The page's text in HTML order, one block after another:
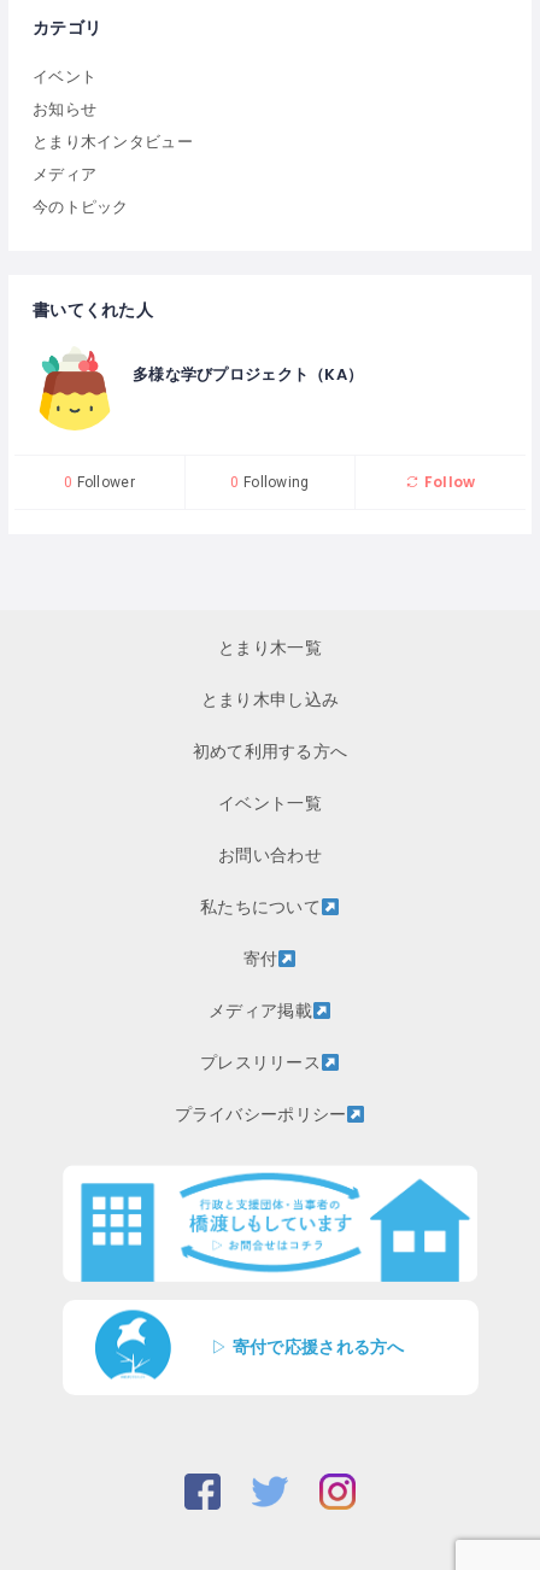
カテゴリ
イベント
お知らせ
とまり木インタビュー
メディア
今のトピック
書いてくれた人
多様な学びプロジェクト（KA）
0 Follower 0 Following Follow
とまり木一覧
とまり木申し込み
初めて利用する方へ
イベント一覧
お問い合わせ
私たちについて
寄付
メディア掲載
プレスリリース
プライバシーポリシー
▷ 寄付で応援される方へ